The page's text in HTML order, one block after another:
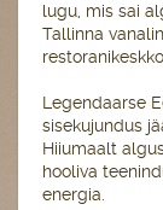
lugu, mis sai
Tallinna
Legendaarse
sisekujundus
Hiiumaalt
hooliva
energia.